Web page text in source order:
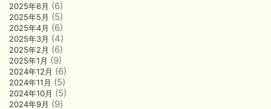
2025年6月 (6)
2025年5月 (5)
2025年4月 (6)
2025年3月 (4)
2025年2月 (6)
2025年1月 (9)
2024年12月 (6)
2024年11月 (5)
2024年10月 (5)
2024年9月 (9)